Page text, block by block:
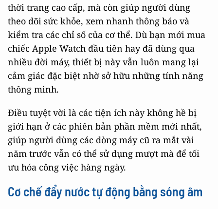
thời trang cao cấp, mà còn giúp người dùng
theo dõi sức khỏe, xem nhanh thông báo và
kiểm tra các chỉ số của cơ thể. Dù bạn mới mua
chiếc Apple Watch đầu tiên hay đã dùng qua
nhiều đời máy, thiết bị này vẫn luôn mang lại
cảm giác đặc biệt nhờ sở hữu những tính năng
thông minh.
Điều tuyệt vời là các tiện ích này không hề bị
giới hạn ở các phiên bản phần mềm mới nhất,
giúp người dùng các dòng máy cũ ra mắt vài
năm trước vẫn có thể sử dụng mượt mà để tối
ưu hóa công việc hàng ngày.
Cơ chế đẩy nước tự động bằng sóng âm